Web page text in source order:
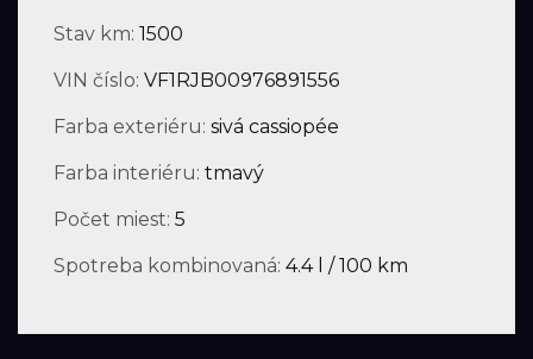
Stav km: 1500
VIN číslo: VF1RJB00976891556
Farba exteriéru: sivá cassiopée
Farba interiéru: tmavý
Počet miest: 5
Spotreba kombinovaná: 4.4 l / 100 km